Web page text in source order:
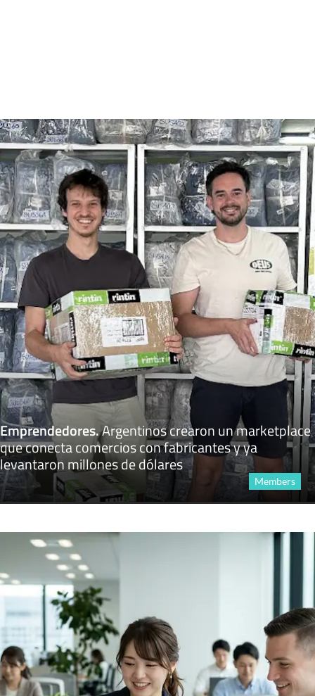
Emprendedores.Argentinos crearon un marketplace
que conecta comercios con fabricantes y ya
levantaron millones de dólares
Members